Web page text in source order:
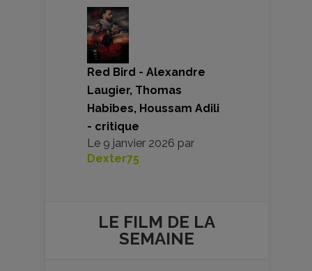
Red Bird - Alexandre
Laugier, Thomas
Habibes, Houssam Adili
- critique
Le 9 janvier 2026 par
Dexter75
LE FILM DE LA
SEMAINE